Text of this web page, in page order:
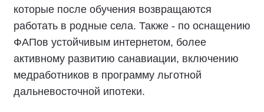
которые после обучения возвращаются
работать в родные села. Также - по оснащению
ФАПов устойчивым интернетом, более
активному развитию санавиации, включению
медработников в программу льготной
дальневосточной ипотеки.